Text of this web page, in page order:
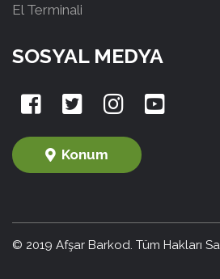
El Terminali
SOSYAL MEDYA
Konum
© 2019 Afşar Barkod. Tüm Hakları